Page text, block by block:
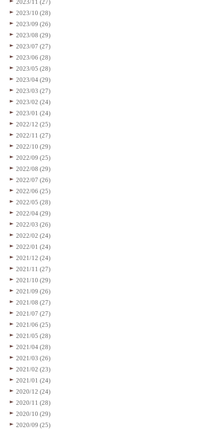
2023/11 (27)
2023/10 (28)
2023/09 (26)
2023/08 (29)
2023/07 (27)
2023/06 (28)
2023/05 (28)
2023/04 (29)
2023/03 (27)
2023/02 (24)
2023/01 (24)
2022/12 (25)
2022/11 (27)
2022/10 (29)
2022/09 (25)
2022/08 (29)
2022/07 (26)
2022/06 (25)
2022/05 (28)
2022/04 (29)
2022/03 (26)
2022/02 (24)
2022/01 (24)
2021/12 (24)
2021/11 (27)
2021/10 (29)
2021/09 (26)
2021/08 (27)
2021/07 (27)
2021/06 (25)
2021/05 (28)
2021/04 (28)
2021/03 (26)
2021/02 (23)
2021/01 (24)
2020/12 (24)
2020/11 (28)
2020/10 (29)
2020/09 (25)